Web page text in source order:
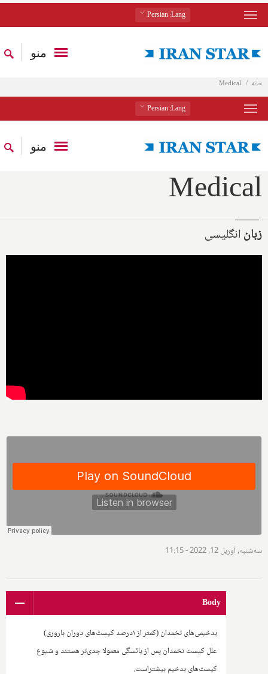
Lang
: Persian
منو
خانه Medical
Lang
: Persian
منو
Medical
زبانانگلیسی
سه‌شنبه, آوریل 12, 2022 - 11:15
Body
بدخیمی‌های تخمدان (کمتر از ۱درصد کیست‌های دوران باروری)
علل کیست تخمدان پس از یائسگی معمولا جدی‌تر هستند و شیوع
کیست‌های بدخیم بیشتراست.